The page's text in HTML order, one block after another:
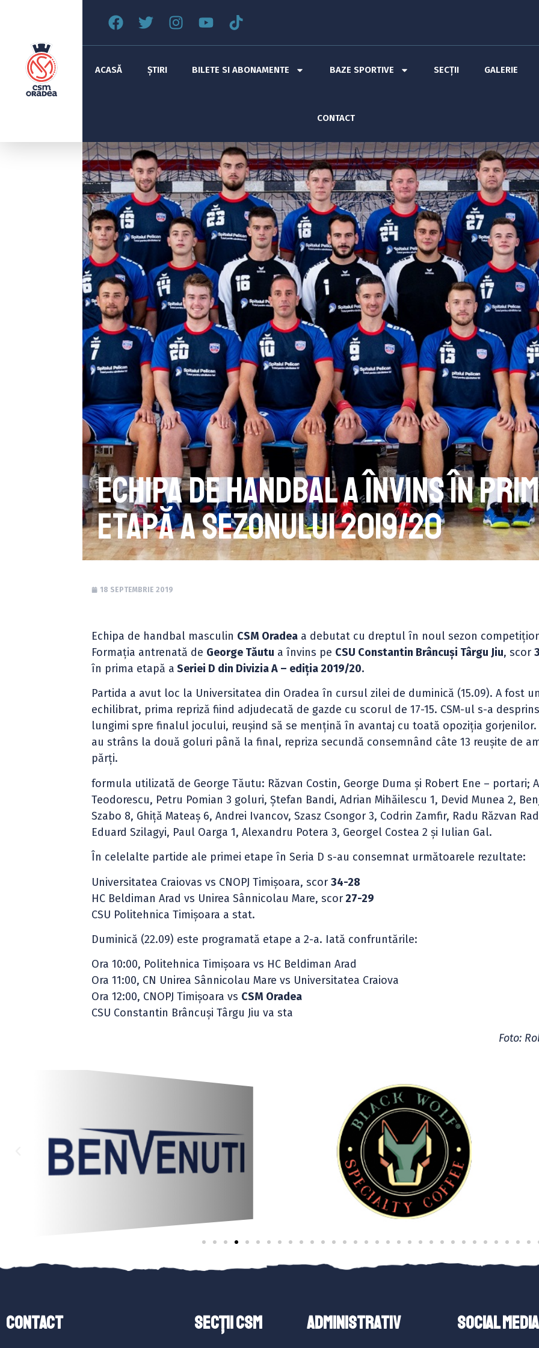
ACASĂ ȘTIRI BILETE SI ABONAMENTE BAZE SPORTIVE SECȚII GALERIE
CONTACT
Echipa de handbal a învins în
etapă a sezonului 2019/20
18 SEPTEMBRIE 2019
Echipa de handbal masculin CSM Oradea a debutat cu dreptul în noul sezon
Formația antrenată de George Tăutu a învins pe CSU Constantin Brâncuși Târgu Jiu, scor
în prima etapă a Seriei D din Divizia A – ediția 2019/20.
Partida a avut loc la Universitatea din Oradea în cursul zilei de duminică (15.09). A fost
echilibrat, prima repriză fiind adjudecată de gazde cu scorul de 17-15. CSM-ul s-a
lungimi spre finalul jocului, reușind să se mențină în avantaj cu toată opoziția gorjenilor.
au strâns la două goluri până la final, repriza secundă consemnând câte 13 reușite de
părți.
formula utilizată de George Tăutu: Răzvan Costin, George Duma şi Robert Ene – portari;
Teodorescu, Petru Pomian 3 goluri, Ştefan Bandi, Adrian Mihăilescu 1, Devid Munea 2,
Szabo 8, Ghiţă Mateaş 6, Andrei Ivancov, Szasz Csongor 3, Codrin Zamfir, Radu Răzvan
Eduard Szilagyi, Paul Oarga 1, Alexandru Potera 3, Georgel Costea 2 şi Iulian Gal.
În celelalte partide ale primei etape în Seria D s-au consemnat următoarele rezultate:
Universitatea Craiovas vs CNOPJ Timișoara, scor34-28
HC Beldiman Arad vs Unirea Sânnicolau Mare, scor 27-29
CSU Politehnica Timișoara a stat.
Duminică (22.09) este programată etape a 2-a. Iată confruntările:
Ora 10:00, Politehnica Timișoara vs HC Beldiman Arad
Ora 11:00, CN Unirea Sânnicolau Mare vs Universitatea Craiova
Ora 12:00, CNOPJ Timișoara vs CSM Oradea
CSU Constantin Brâncuși Târgu Jiu va sta
Foto:
Contact SECȚII CSM ADMINISTRATIV SOCIAL MEDIA